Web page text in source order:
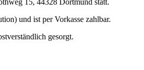
und ist per Vorkasse zahlbar.
gesorgt.